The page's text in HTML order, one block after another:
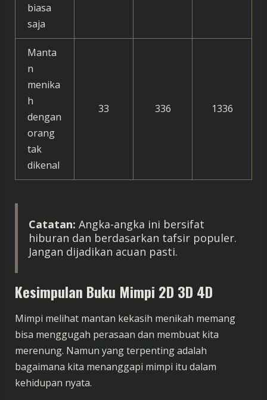
biasa
saja
Manta
n
menika
h
dengan
orang
tak
dikenal
33 336 1336
Catatan: Angka-angka ini bersifat
hiburan dan berdasarkan tafsir populer.
Jangan dijadikan acuan pasti.
Kesimpulan Buku Mimpi 2D 3D 4D
Mimpi melihat mantan kekasih menikah memang
bisa menggugah perasaan dan membuat kita
merenung. Namun yang terpenting adalah
bagaimana kita menanggapi mimpi itu dalam
kehidupan nyata.